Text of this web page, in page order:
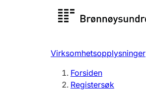
Registersøk
Registrere, endre, slette
Virksomhetsopplysninger
Forsiden
Registersøk